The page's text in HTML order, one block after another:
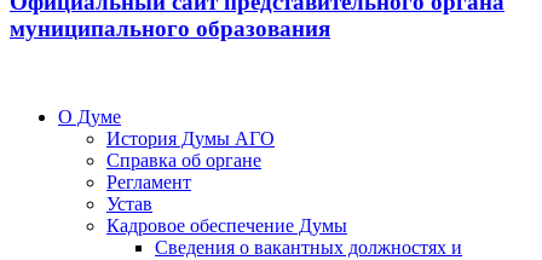
муниципального образования
О Думе
История Думы АГО
Справка об органе
Регламент
Устав
Кадровое обеспечение Думы
Сведения о вакантных должностях и